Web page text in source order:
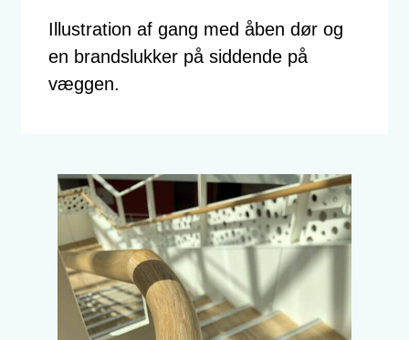
Illustration af gang med åben dør og
en brandslukker på siddende på
væggen.